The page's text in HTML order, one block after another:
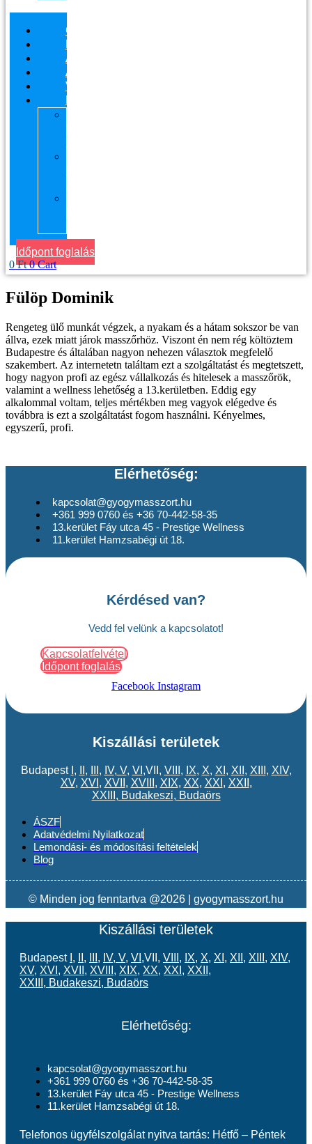
Csapatunk
Masszázsaink
Ajándékutalvány
Áraink
Visszajelzések
Helyszín
Időpont foglalás
0Ft 0 Cart
Fülöp Dominik
Rengeteg ülő munkát végzek, a nyakam és a hátam sokszor be van
állva, ezek miatt járok masszőrhöz. Viszont én nem rég költöztem
Budapestre és általában nagyon nehezen választok megfelelő
szakembert. Az internetetn találtam ezt a szolgáltatást és megtetszett,
hogy nagyon profi az egész vállalkozás és hitelesek a masszőrök,
valamint a wellness lehetőség a 13.kerületben. Eddig egy
alkalommal voltam, teljes mértékben meg vagyok elégedve és
továbbra is ezt a szolgáltatást fogom használni. Kényelmes,
egyszerű, profi.
Elérhetőség:
kapcsolat@gyogymasszort.hu
+361 999 0760 és +36 70-442-58-35
13.kerület Fáy utca 45 - Prestige Wellness
11.kerület Hamzsabégi út 18.
Kérdésed van?
Vedd fel velünk a kapcsolatot!
Kapcsolatfelvétel
Időpont foglalás
Facebook Instagram
Kiszállási területek
Budapest , , , IV, V, VI ,VII, VIII , IX, X, XI , XII , XIII , XIV,
XV, XVI , XVII , XVIII , XIX, XX, XXI , XXII ,
XXIII , Budakeszi, Budaörs
ÁSZF
Adatvédelmi Nyilatkozat
Lemondási- és módosítási feltételek
Blog
© Minden jog fenntartva @2026 | gyogymasszort.hu
Kiszállási területek
Budapest , , , IV, V, VI ,VII, VIII , IX, X, XI , XII , XIII , XIV,
XV, XVI , XVII , XVIII , XIX, XX, XXI , XXII ,
XXIII , Budakeszi, Budaörs
Elérhetőség:
kapcsolat@gyogymasszort.hu
+361 999 0760 és +36 70-442-58-35
13.kerület Fáy utca 45 - Prestige Wellness
11.kerület Hamzsabégi út 18.
Telefonos ügyfélszolgálat nyitva tartás: Hétfő – Péntek